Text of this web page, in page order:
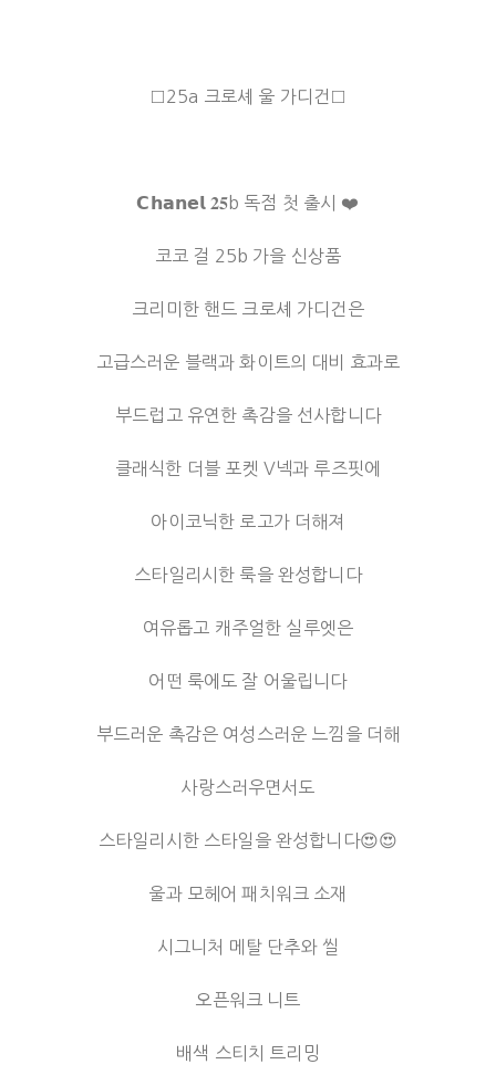
□25a 크로셰 울 가디건□
𝗖𝗵𝗮𝗻𝗲𝗹 𝟐𝟓b 독점 첫 출시 ❤️
코코 걸 25b 가을 신상품
크리미한 핸드 크로셰 가디건은
고급스러운 블랙과 화이트의 대비 효과로
부드럽고 유연한 촉감을 선사합니다
클래식한 더블 포켓 V넥과 루즈핏에
아이코닉한 로고가 더해져
스타일리시한 룩을 완성합니다
여유롭고 캐주얼한 실루엣은
어떤 룩에도 잘 어울립니다
부드러운 촉감은 여성스러운 느낌을 더해
사랑스러우면서도
스타일리시한 스타일을 완성합니다😍😍
울과 모헤어 패치워크 소재
시그니처 메탈 단추와 씰
오픈워크 니트
배색 스티치 트리밍